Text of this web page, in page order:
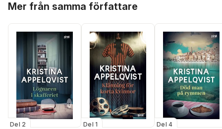
Mer från samma författare
Del 2 Del 1 Del 4